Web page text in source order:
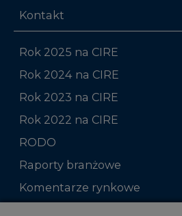
Kontakt
Rok 2025 na CIRE
Rok 2024 na CIRE
Rok 2023 na CIRE
Rok 2022 na CIRE
RODO
Raporty branżowe
Komentarze rynkowe